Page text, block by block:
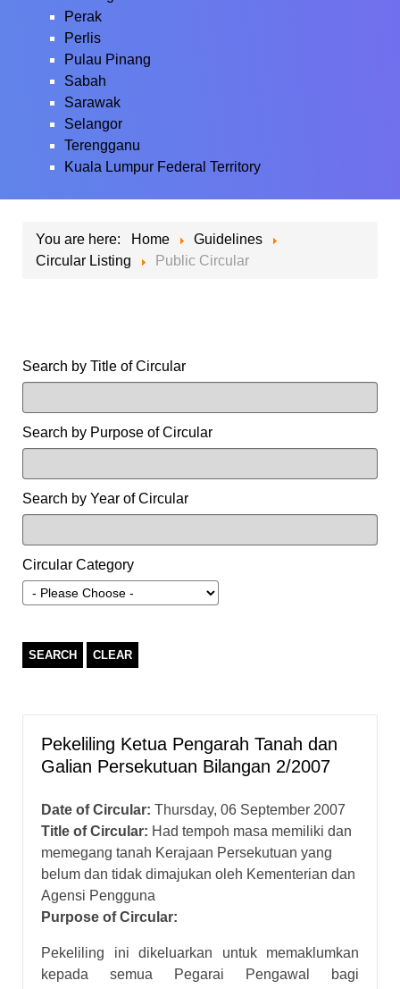
Perak
Perlis
Pulau Pinang
Sabah
Sarawak
Selangor
Terengganu
Kuala Lumpur Federal Territory
You are here: Home
Guidelines
Circular Listing
Public Circular
Search by Title of Circular
Search by Purpose of Circular
Search by Year of Circular
Circular Category
SEARCH CLEAR
Pekeliling Ketua Pengarah Tanah dan
Galian Persekutuan Bilangan 2/2007
Date of Circular: Thursday, 06 September 2007
Title of Circular: Had tempoh masa memiliki dan
memegang tanah Kerajaan Persekutuan yang
belum dan tidak dimajukan oleh Kementerian dan
Agensi Pengguna
Purpose of Circular:
Pekeliling ini dikeluarkan untuk memaklumkan
kepada semua Pegarai Pengawal bagi